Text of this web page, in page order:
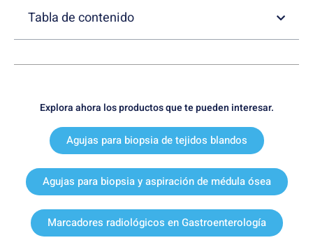
Tabla de contenido
Explora ahora los productos que te pueden interesar.
Agujas para biopsia de tejidos blandos
Agujas para biopsia y aspiración de médula ósea
Marcadores radiológicos en Gastroenterología